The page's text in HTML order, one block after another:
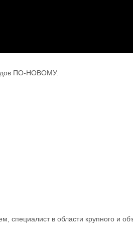
ПО-НОВОМУ.
в области крупного и